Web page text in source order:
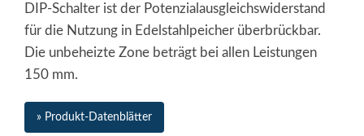
DIP-Schalter ist der Potenzialausgleichswiderstand
für die Nutzung in Edelstahlpeicher überbrückbar.
Die unbeheizte Zone beträgt bei allen Leistungen
150 mm.
» Produkt-Datenblätter